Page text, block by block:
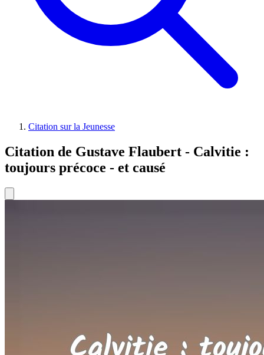
Citation sur la Jeunesse
Citation de Gustave Flaubert - Calvitie :
toujours précoce - et causé